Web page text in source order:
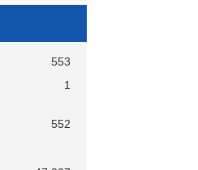
553
1
552